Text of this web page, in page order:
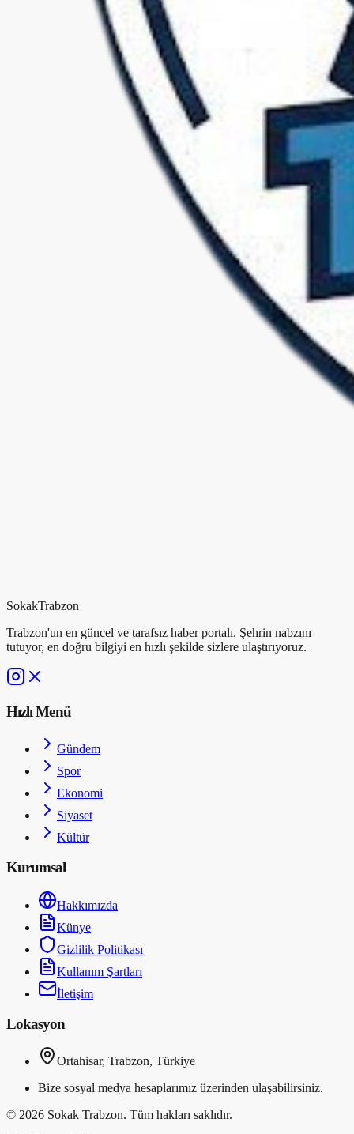
SokakTrabzon
Trabzon'un en güncel ve tarafsız haber portalı. Şehrin nabzını
tutuyor, en doğru bilgiyi en hızlı şekilde sizlere ulaştırıyoruz.
Hızlı Menü
Gündem
Spor
Ekonomi
Siyaset
Kültür
Kurumsal
Hakkımızda
Künye
Gizlilik Politikası
Kullanım Şartları
İletişim
Lokasyon
Ortahisar, Trabzon, Türkiye
Bize sosyal medya hesaplarımız üzerinden ulaşabilirsiniz.
© 2026 Sokak Trabzon. Tüm hakları saklıdır.